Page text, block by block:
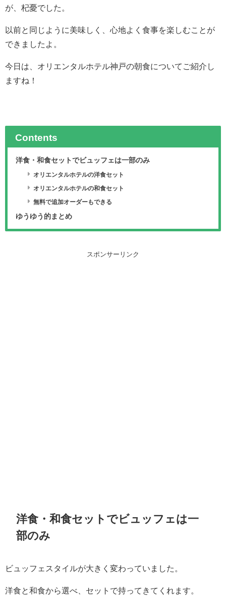
が、杞憂でした。
以前と同じように美味しく、心地よく食事を楽しむことが
できましたよ。
今日は、オリエンタルホテル神戸の朝食についてご紹介し
ますね！
Contents
洋食・和食セットでビュッフェは一部のみ
オリエンタルホテルの洋食セット
オリエンタルホテルの和食セット
無料で追加オーダーもできる
ゆうゆう的まとめ
スポンサーリンク
洋食・和食セットでビュッフェは一
部のみ
ビュッフェスタイルが大きく変わっていました。
洋食と和食から選べ、セットで持ってきてくれます。